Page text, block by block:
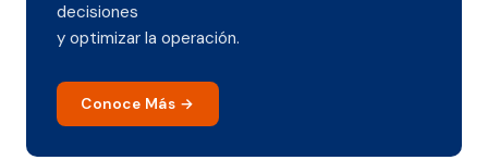
decisiones
y optimizar la operación.
Conoce Más